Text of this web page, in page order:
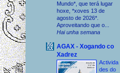
Mundo*, que terá lugar
hoxe, *xoves 13 de
agosto de 2026*.
Aproveitando que o...
Hai unha semana
AGAX - Xogando co
Xadrez
Activida
des do